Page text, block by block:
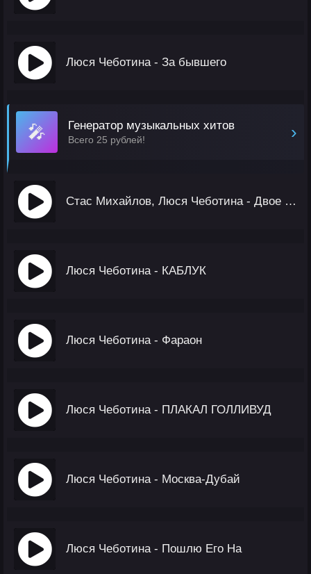
Люся Чеботина - За бывшего
🎤 Генератор музыкальных хитов
Всего 25 рублей! ›
Стас Михайлов, Люся Чеботина - Двое Одиночек
Люся Чеботина - КАБЛУК
Люся Чеботина - Фараон
Люся Чеботина - ПЛАКАЛ ГОЛЛИВУД
Люся Чеботина - Москва-Дубай
Люся Чеботина - Пошлю Его На